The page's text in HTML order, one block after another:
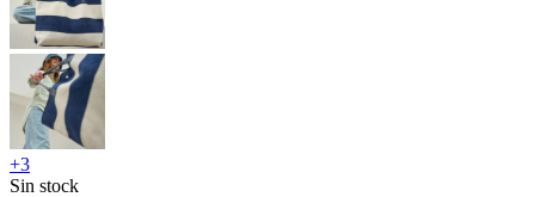
+3
Sin stock